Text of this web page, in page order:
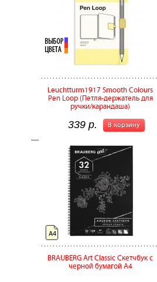
Leuchtturm1917 Smooth Colours
Pen Loop (Петля-держатель для
ручки/карандаша)
В корзину
339 р.
BRAUBERG Art Classic Скетчбук с
черной бумагой A4
А4